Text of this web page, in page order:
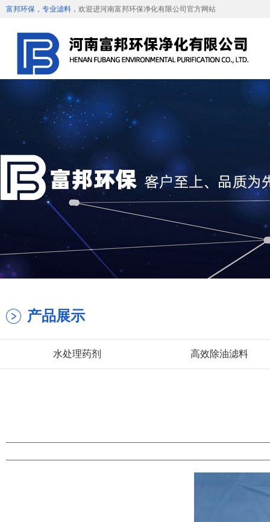
富邦环保，专业滤料， 欢迎进河南富邦环保净化有限公司官方网站
产品展示
水处理药剂 高效除油滤料